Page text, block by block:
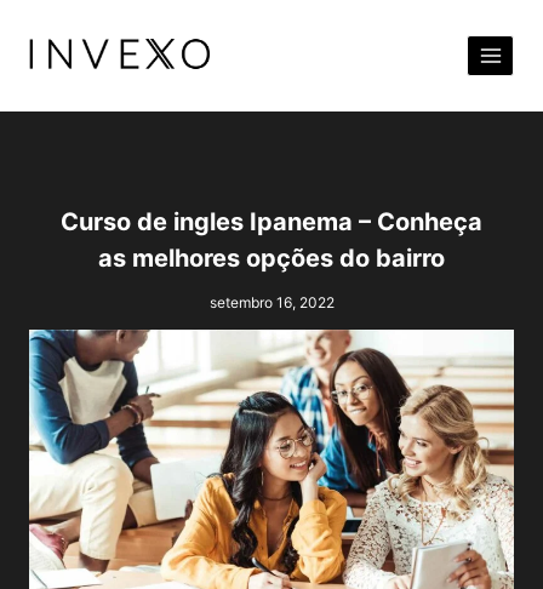
para
Conteúdo
Curso de ingles Ipanema – Conheça
as melhores opções do bairro
setembro 16, 2022